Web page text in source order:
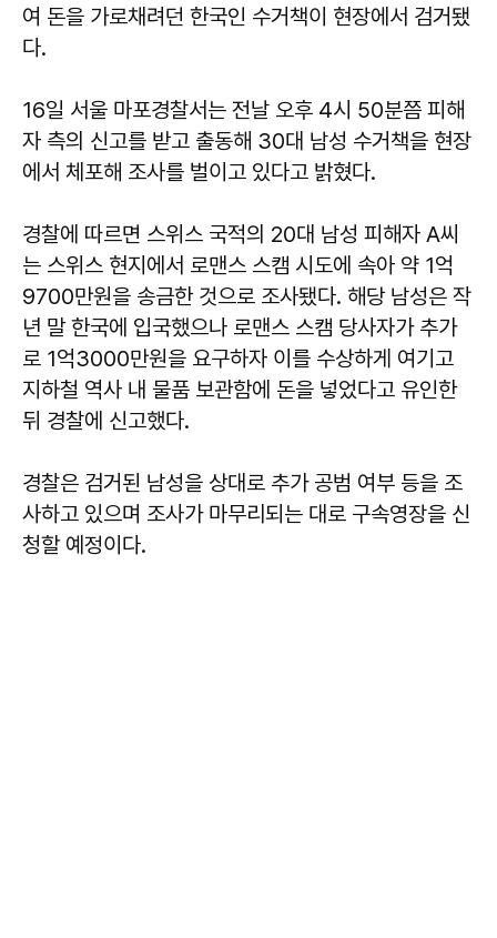
여 돈을 가로채려던 한국인 수거책이 현장에서 검거됐
다.
16일 서울 마포경찰서는 전날 오후 4시 50분쯤 피해
자 측의 신고를 받고 출동해 30대 남성 수거책을 현장
에서 체포해 조사를 벌이고 있다고 밝혔다.
경찰에 따르면 스위스 국적의 20대 남성 피해자 A씨
는 스위스 현지에서 로맨스 스캠 시도에 속아 약 1억
9700만원을 송금한 것으로 조사됐다. 해당 남성은 작
년 말 한국에 입국했으나 로맨스 스캠 당사자가 추가
로 1억3000만원을 요구하자 이를 수상하게 여기고
지하철 역사 내 물품 보관함에 돈을 넣었다고 유인한
뒤 경찰에 신고했다.
경찰은 검거된 남성을 상대로 추가 공범 여부 등을 조
사하고 있으며 조사가 마무리되는 대로 구속영장을 신
청할 예정이다.